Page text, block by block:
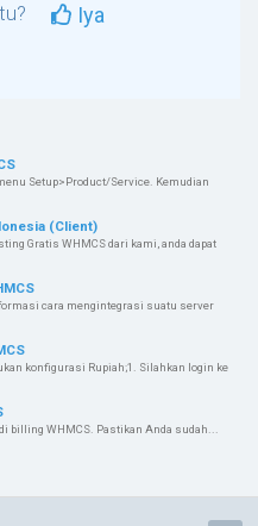
Iya
Setup>Product/Service. Kemudian
(Client)
Gratis WHMCS dari kami, anda dapat
cara mengintegrasi suatu server
konfigurasi Rupiah;1. Silahkan login ke
billing WHMCS. Pastikan Anda sudah...